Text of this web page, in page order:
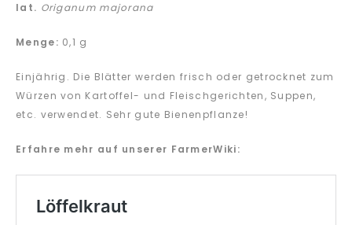
lat. Origanum majorana
Menge: 0,1 g
Einjährig. Die Blätter werden frisch oder getrocknet zum
Würzen von Kartoffel- und Fleischgerichten, Suppen,
etc. verwendet. Sehr gute Bienenpflanze!
Erfahre mehr auf unserer FarmerWiki: